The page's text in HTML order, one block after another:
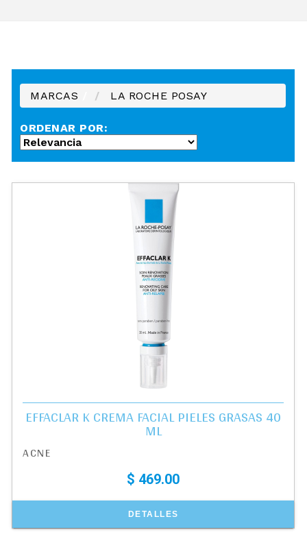
MARCAS LA ROCHE POSAY
ORDENAR POR:
EFFACLAR K CREMA FACIAL PIELES GRASAS 40
ML
ACNE
$ 469.00
DETALLES